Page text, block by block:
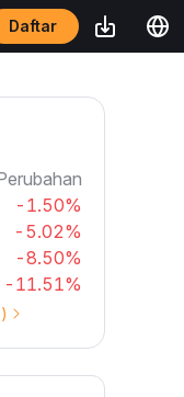
Daftar
-1.50%
-5.02%
-8.50%
-11.51%